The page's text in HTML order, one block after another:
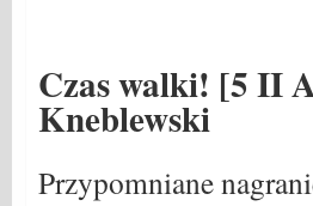
Czas walki! [5 II
Kneblewski
Przypomniane